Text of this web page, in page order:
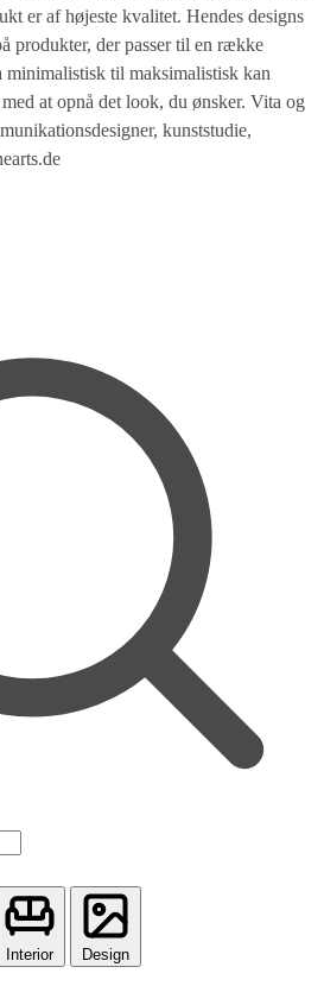
er af højeste kvalitet. Hendes designs
produkter, der passer til en række
til maksimalistisk kan
at opnå det look, du ønsker. Vita og
kunststudie,
Interior Design